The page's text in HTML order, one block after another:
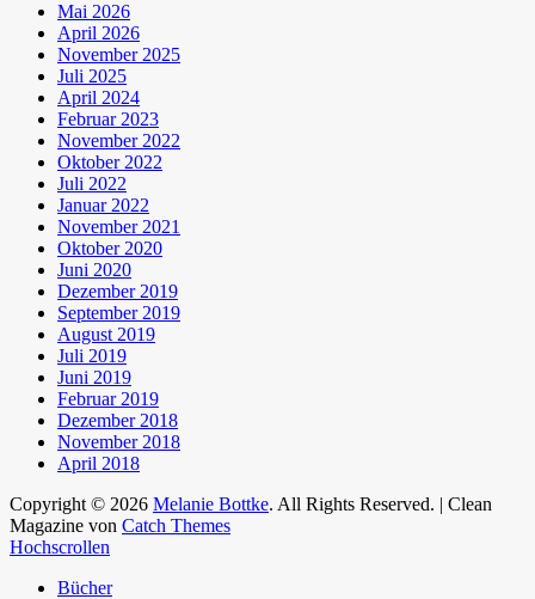
Mai 2026
April 2026
November 2025
Juli 2025
April 2024
Februar 2023
November 2022
Oktober 2022
Juli 2022
Januar 2022
November 2021
Oktober 2020
Juni 2020
Dezember 2019
September 2019
August 2019
Juli 2019
Juni 2019
Februar 2019
Dezember 2018
November 2018
April 2018
Copyright © 2026 Melanie Bottke. All Rights Reserved. | Clean
Magazine von Catch Themes
Hochscrollen
Bücher